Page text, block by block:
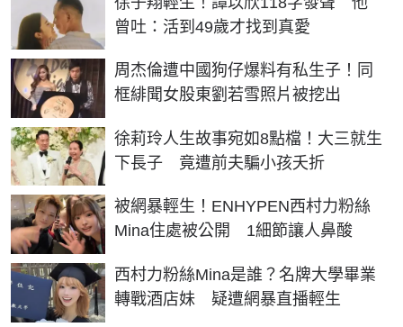
曾吐：活到49歲才找到真愛
周杰倫遭中國狗仔爆料有私生子！同
框緋聞女股東劉若雪照片被挖出
徐莉玲人生故事宛如8點檔！大三就生
下長子 竟遭前夫騙小孩夭折
被網暴輕生！ENHYPEN西村力粉絲
Mina住處被公開 1細節讓人鼻酸
西村力粉絲Mina是誰？名牌大學畢業
轉戰酒店妹 疑遭網暴直播輕生